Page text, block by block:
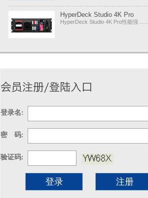
HyperDeck Studio 4K Pro
HyperDeck Studio 4K Pro性能强 ……
登录名:
密 码:
验证码:
注册